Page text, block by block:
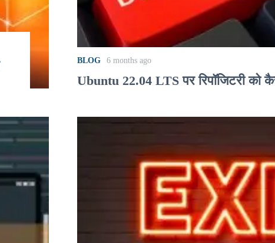
BLOG 6 months ago
Ubuntu 22.04 LTS पर रिपॉजिटरी को